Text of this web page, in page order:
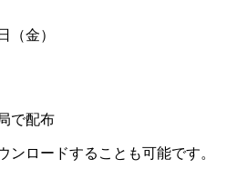
（金）
で配布
ロードすることも可能です。